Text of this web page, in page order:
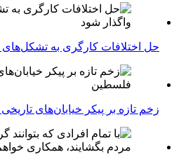
حل اختلافات کارگری به
زخم تازه بر پیکر خیابان‌های